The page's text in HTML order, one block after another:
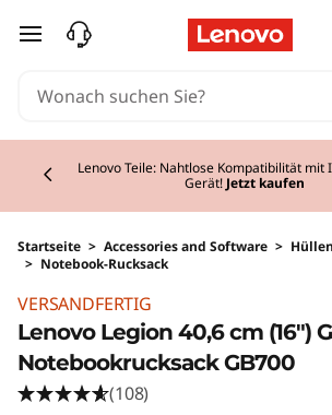
zum Hauptinhalt springen
Lenovo Teile: Nahtlose Kompatibilität mit
Gerät! Jetzt kaufen
Startseite > Accessories and Software >
> Notebook-Rucksack
VERSANDFERTIG
Lenovo Legion 40,6 cm (16")
Notebookrucksack GB700
(108)